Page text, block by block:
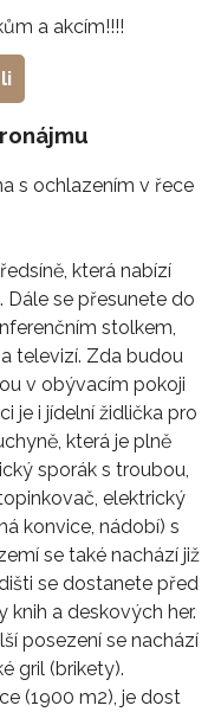
a akcím!!!!
s ochlazením v řece
která nabízí
se přesunete do
stolkem,
televizí. Zda budou
v obývacím pokoji
je i jídelní židlička pro
která je plně
sporák s troubou,
elektrický
konvice, nádobí) s
se také nachází již
se dostanete před
knih a deskových her.
posezení se nachází
gril (brikety).
(1900 m2), je dost